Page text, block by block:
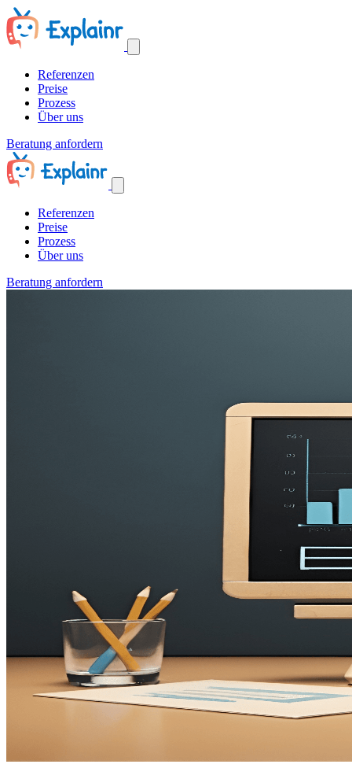
Referenzen
Preise
Prozess
Über uns
Beratung anfordern
Referenzen
Preise
Prozess
Über uns
Beratung anfordern